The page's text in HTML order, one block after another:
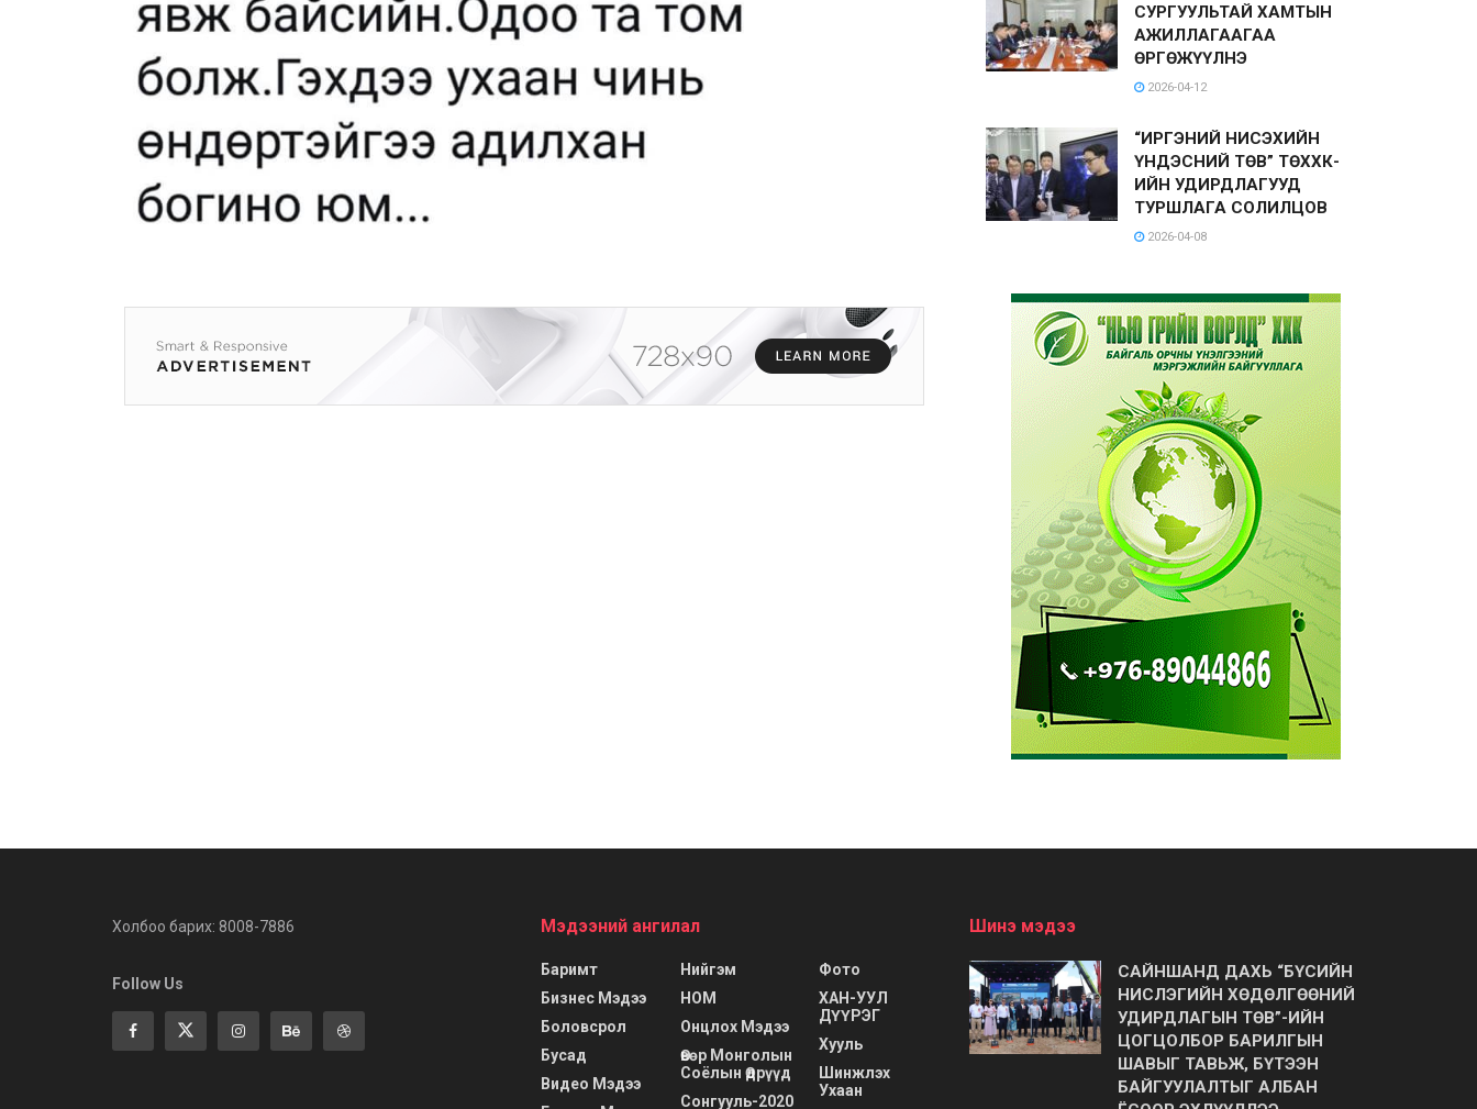
СУРГУУЛЬТАЙ ХАМТЫН
АЖИЛЛАГААГАА
ӨРГӨЖҮҮЛНЭ
2026-04-12
“ИРГЭНИЙ НИСЭХИЙН
ҮНДЭСНИЙ ТӨВ” ТӨХХК-
ИЙН УДИРДЛАГУУД
ТУРШЛАГА СОЛИЛЦОВ
2026-04-08
Холбоо барих: 8008-7886
Follow Us
Мэдээний ангилал
Баримт
Бизнес Мэдээ
Боловсрол
Бусад
Видео Мэдээ
Нийгэм
НОМ
Онцлох Мэдээ
Өвөр Монголын
Соёлын Өдрүүд
Сонгууль-2020
Фото
ХАН-УУЛ
ДҮҮРЭГ
Хууль
Шинжлэх
Ухаан
Шинэ мэдээ
САЙНШАНД ДАХЬ “БҮСИЙН
НИСЛЭГИЙН ХӨДӨЛГӨӨНИЙ
УДИРДЛАГЫН ТӨВ”-ИЙН
ЦОГЦОЛБОР БАРИЛГЫН
ШАВЫГ ТАВЬЖ, БҮТЭЭН
БАЙГУУЛАЛТЫГ АЛБАН